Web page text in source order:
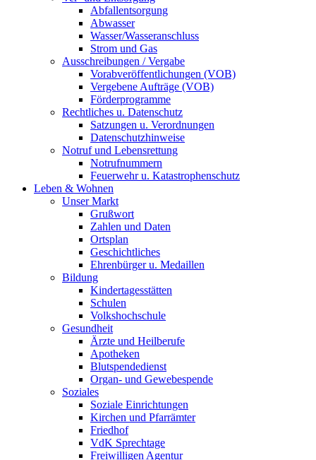
Abfallentsorgung
Abwasser
Wasser/Wasseranschluss
Strom und Gas
Ausschreibungen / Vergabe
Vorabveröffentlichungen (VOB)
Vergebene Aufträge (VOB)
Förderprogramme
Rechtliches u. Datenschutz
Satzungen u. Verordnungen
Datenschutzhinweise
Notruf und Lebensrettung
Notrufnummern
Feuerwehr u. Katastrophenschutz
Leben & Wohnen
Unser Markt
Grußwort
Zahlen und Daten
Ortsplan
Geschichtliches
Ehrenbürger u. Medaillen
Bildung
Kindertagesstätten
Schulen
Volkshochschule
Gesundheit
Ärzte und Heilberufe
Apotheken
Blutspendedienst
Organ- und Gewebespende
Soziales
Soziale Einrichtungen
Kirchen und Pfarrämter
Friedhof
VdK Sprechtage
Freiwilligen Agentur